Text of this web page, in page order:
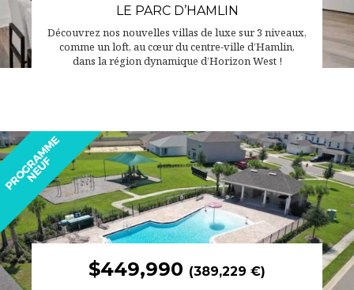
LE PARC D’HAMLIN
Découvrez nos nouvelles villas de luxe sur 3 niveaux,
comme un loft, au cœur du centre-ville d’Hamlin,
dans la région dynamique d’Horizon West !
$449,990 (389,229 €)